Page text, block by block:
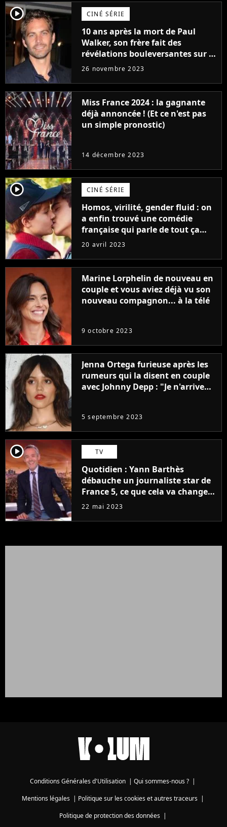
player2 CINÉ SÉRIE
10 ans après la mort de Paul
Walker, son frère fait des
révélations bouleversantes sur la
réaction des acteurs de Fast and
26 novembre 2023
Miss France 2024 : la gagnante
déjà annoncée ! (Et ce n'est pas
un simple pronostic)
14 décembre 2023
player2 CINÉ SÉRIE
Homos, virilité, gender fluid : on
a enfin trouvé une comédie
française qui parle de tout ça
sans être super ringarde
20 avril 2023
Marine Lorphelin de nouveau en
couple et vous aviez déjà vu son
nouveau compagnon... à la télé
9 octobre 2023
Jenna Ortega furieuse après les
rumeurs qui la disent en couple
avec Johnny Depp : "Je n'arrive
5 septembre 2023
player2 TV
Quotidien : Yann Barthès
débauche un journaliste star de
France 5, ce que cela va changer
à la rentrée
22 mai 2023
Conditions Générales d'Utilisation | Qui sommes-nous ? |
Mentions légales| Politique sur les cookies et autres traceurs|
Politique de protection des données|